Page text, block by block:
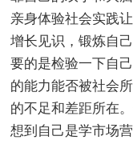
亲身体验社会实践
增长见识，锻炼自
要的是检验一下自
的能力能否被社会
的不足和差距所在
想到自己是学市场